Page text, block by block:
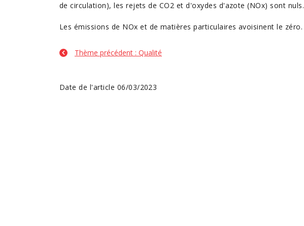
de circulation), les rejets de CO2 et d'oxydes d'azote (NOx) sont nuls.
Les émissions de NOx et de matières particulaires avoisinent le zéro.
Thème précédent : Qualité
Date de l'article 06/03/2023